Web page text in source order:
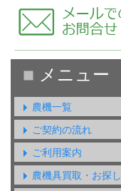
農機一覧
ご契約の流れ
ご利用案内
農機具買取・お探し